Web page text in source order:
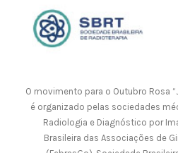
O movimento para o Outubro Rosa
é organizado pelas sociedades
Radiologia e Diagnóstico por
Brasileira das Associações de